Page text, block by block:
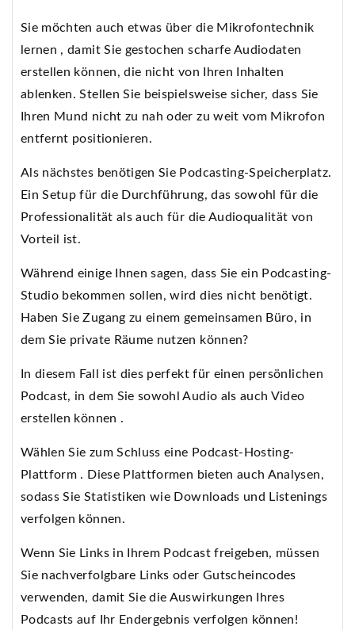
Sie möchten auch etwas über die Mikrofontechnik
lernen , damit Sie gestochen scharfe Audiodaten
erstellen können, die nicht von Ihren Inhalten
ablenken. Stellen Sie beispielsweise sicher, dass Sie
Ihren Mund nicht zu nah oder zu weit vom Mikrofon
entfernt positionieren.
Als nächstes benötigen Sie Podcasting-Speicherplatz.
Ein Setup für die Durchführung, das sowohl für die
Professionalität als auch für die Audioqualität von
Vorteil ist.
Während einige Ihnen sagen, dass Sie ein Podcasting-
Studio bekommen sollen, wird dies nicht benötigt.
Haben Sie Zugang zu einem gemeinsamen Büro, in
dem Sie private Räume nutzen können?
In diesem Fall ist dies perfekt für einen persönlichen
Podcast, in dem Sie sowohl Audio als auch Video
erstellen können .
Wählen Sie zum Schluss eine Podcast-Hosting-
Plattform . Diese Plattformen bieten auch Analysen,
sodass Sie Statistiken wie Downloads und Listenings
verfolgen können.
Wenn Sie Links in Ihrem Podcast freigeben, müssen
Sie nachverfolgbare Links oder Gutscheincodes
verwenden, damit Sie die Auswirkungen Ihres
Podcasts auf Ihr Endergebnis verfolgen können!